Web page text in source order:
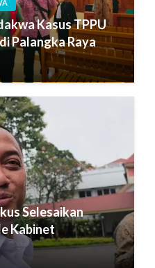
Kasus TPPU
Palangka Raya
Selesaikan
Kabinet